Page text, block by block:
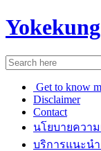
Get to know
Disclaimer
Contact
นโยบายควา
บริการแนะน